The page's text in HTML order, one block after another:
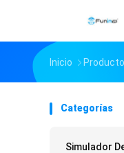
Inicio
Categorías
Simulador